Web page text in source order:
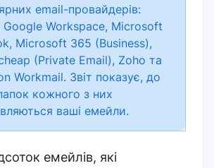
email-провайдерів:
Google Workspace, Microsoft
Microsoft 365 (Business),
(Private Email), Zoho та
Workmail. Звіт показує, до
кожного з них
ваші емейли.
емейлів, які